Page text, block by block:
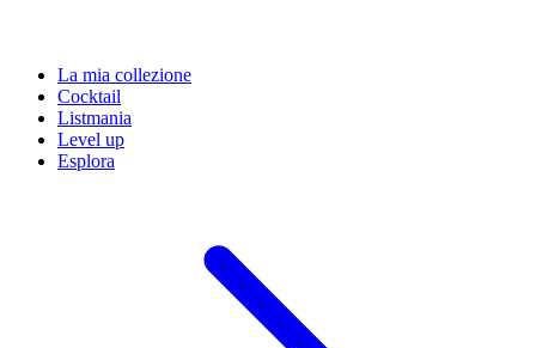
La mia collezione
Cocktail
Listmania
Level up
Esplora